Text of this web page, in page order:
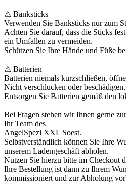
⚠ Banksticks
Verwenden Sie Banksticks nur zum
Achten Sie darauf, dass die Sticks
ein Umfallen zu vermeiden.
Schützen Sie Ihre Hände und Füße
⚠ Batterien
Batterien niemals kurzschließen,
Nicht verschlucken oder
Entsorgen Sie Batterien gemäß den
Bei Fragen stehen wir Ihnen gerne
Ihr Team des
AngelSpezi XXL Soest.
Selbstverständlich können Sie Ihre
unserem Ladengeschäft abholen.
Nutzen Sie hierzu bitte im Checkout
Ihre Bestellung ist dann zu Ihrem
kommissioniert und zur Abholung